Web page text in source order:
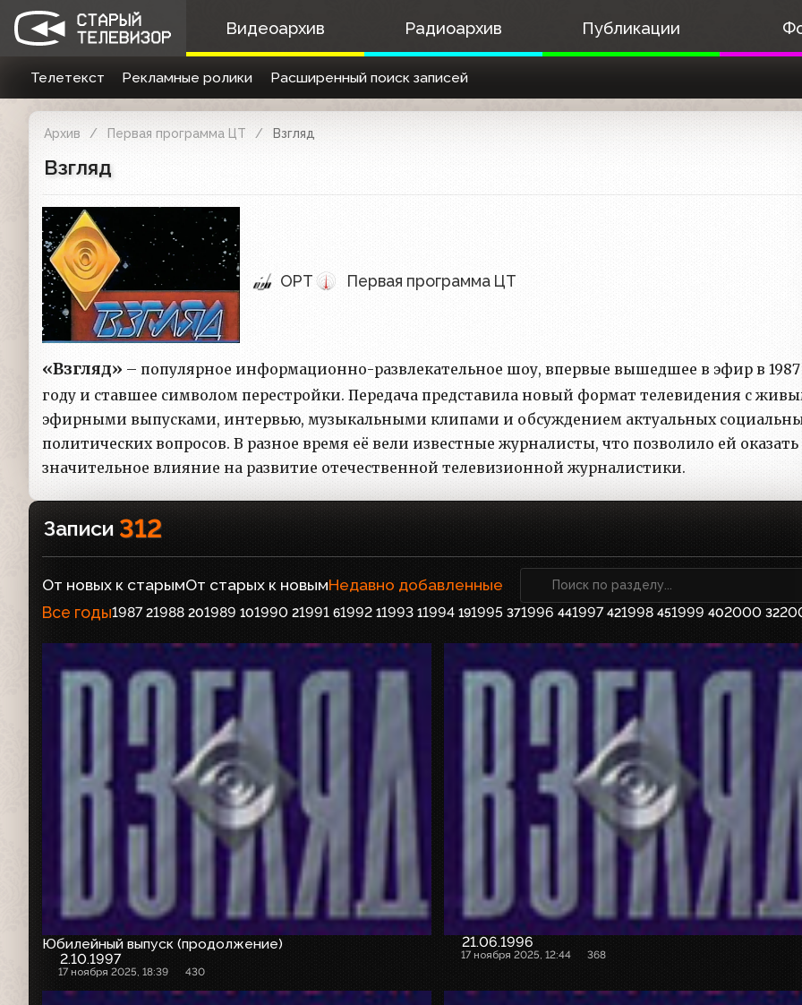
Видеоархив Радиоархив Публикации
Телетекст Рекламные ролики Расширенный поиск записей
Архив Первая программа ЦТ Взгляд
Взгляд
ОРТ Первая программа ЦТ
«Взгляд» – популярное информационно-развлекательное шоу, впервые вышедшее в эфир в 1987
году и ставшее символом перестройки. Передача представила новый формат телевидения с
эфирными выпусками, интервью, музыкальными клипами и обсуждением актуальных
политических вопросов. В разное время её вели известные журналисты, что позволило ей оказать
значительное влияние на развитие отечественной телевизионной журналистики.
Записи 312
От новых к старымОт старых к новымНедавно добавленные
Все годы1987 21988 201989 101990 21991 61992 11993 11994 191995 371996 441997 421998 451999 402000 32
Юбилейный выпуск (продолжение)
2.10.1997
17 ноября 2025, 18:39 430
21.06.1996
17 ноября 2025, 12:44 368